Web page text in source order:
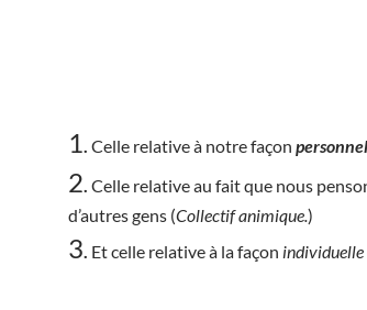
1. Celle relative à notre façon
2. Celle relative au fait que nous
d’autres gens (Collectif animique.)
3. Et celle relative à la façon individuelle